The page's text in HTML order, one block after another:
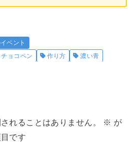
ベント
チョコペン 作り方
濃い青
れることはありません。 ※ が
です